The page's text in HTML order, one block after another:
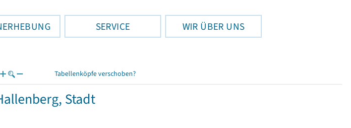
SERVICE WIR ÜBER UNS
Tabellenköpfe verschoben?
Stadt